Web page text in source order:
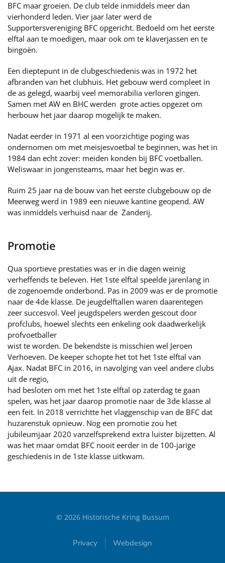
BFC maar groeien. De club telde inmiddels meer dan
vierhonderd leden. Vier jaar later werd de
Supportersvereniging BFC opgericht. Bedoeld om het eerste
elftal aan te moedigen, maar ook om te klaverjassen en te
bingoën.
Een dieptepunt in de clubgeschiedenis was in 1972 het
afbranden van het clubhuis. Het gebouw werd compleet in
de as gelegd, waarbij veel memorabilia verloren gingen.
Samen met AW en BHC werden grote acties opgezet om
herbouw het jaar daarop mogelijk te maken.
Nadat eerder in 1971 al een voorzichtige poging was
ondernomen om met meisjesvoetbal te beginnen, was het in
1984 dan echt zover: meiden konden bij BFC voetballen.
Weliswaar in jongensteams, maar het begin was er.
Ruim 25 jaar na de bouw van het eerste clubgebouw op de
Meerweg werd in 1989 een nieuwe kantine geopend. AW
was inmiddels verhuisd naar de Zanderij.
Promotie
Qua sportieve prestaties was er in die dagen weinig
verheffends te beleven. Het 1ste elftal speelde jarenlang in
de zogenoemde onderbond. Pas in 2009 was er de promotie
naar de 4de klasse. De jeugdelftallen waren daarentegen
zeer succesvol. Veel jeugdspelers werden gescout door
profclubs, hoewel slechts een enkeling ook daadwerkelijk
profvoetballer
wist te worden. De bekendste is misschien wel Jeroen
Verhoeven. De keeper schopte het tot het 1ste elftal van
Ajax. Nadat BFC in 2016, in navolging van veel andere clubs
uit de regio,
had besloten om met het 1ste elftal op zaterdag te gaan
spelen, was het jaar daarop promotie naar de 3de klasse al
een feit. In 2018 verrichtte het vlaggenschip van de BFC dat
huzarenstuk opnieuw. Nog een promotie zou het
jubileumjaar 2020 vanzelfsprekend extra luister bijzetten. Al
was het maar omdat BFC nooit eerder in de 100-jarige
geschiedenis in de 1ste klasse uitkwam.
© 2026Historische Kring Bussum
Privacy Webdesign